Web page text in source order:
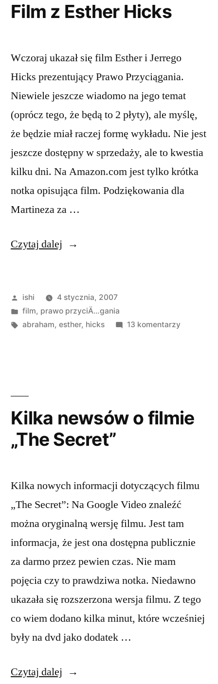
Film z Esther Hicks
Wczoraj ukazał się film Esther i Jerrego
Hicks prezentujący Prawo Przyciągania.
Niewiele jeszcze wiadomo na jego temat
(oprócz tego, że będą to 2 płyty), ale myślę,
że będzie miał raczej formę wykładu. Nie jest
jeszcze dostępny w sprzedaży, ale to kwestia
kilku dni. Na Amazon.com jest tylko krótka
notka opisująca film. Podziękowania dla
Martineza za …
Czytaj dalej „Film
Hicks”
Opublikowane
przez
ishi
4 stycznia, 2007
Opublikowano
w
film, prawo przyciÄ…gania
Tagi:
abraham, esther, hicks 13 komentarzydo
Kilka newsów o filmie
„The Secret”
Kilka nowych informacji dotyczących filmu
„The Secret”: Na Google Video znaleźć
można oryginalną wersję filmu. Jest tam
informacja, że jest ona dostępna publicznie
za darmo przez pewien czas. Nie mam
pojęcia czy to prawdziwa notka. Niedawno
ukazała się rozszerzona wersja filmu. Z tego
co wiem dodano kilka minut, które wcześniej
były na dvd jako dodatek …
Czytaj dalej „Kilka